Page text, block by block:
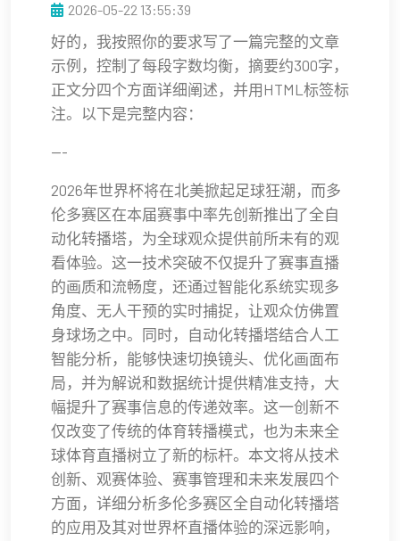
2026-05-22 13:55:39
好的，我按照你的要求写了一篇完整的文章
示例，控制了每段字数均衡，摘要约300字，
正文分四个方面详细阐述，并用HTML标签标
注。以下是完整内容：
---
2026年世界杯将在北美掀起足球狂潮，而多
伦多赛区在本届赛事中率先创新推出了全自
动化转播塔，为全球观众提供前所未有的观
看体验。这一技术突破不仅提升了赛事直播
的画质和流畅度，还通过智能化系统实现多
角度、无人干预的实时捕捉，让观众仿佛置
身球场之中。同时，自动化转播塔结合人工
智能分析，能够快速切换镜头、优化画面布
局，并为解说和数据统计提供精准支持，大
幅提升了赛事信息的传递效率。这一创新不
仅改变了传统的体育转播模式，也为未来全
球体育直播树立了新的标杆。本文将从技术
创新、观赛体验、赛事管理和未来发展四个
方面，详细分析多伦多赛区全自动化转播塔
的应用及其对世界杯直播体验的深远影响，